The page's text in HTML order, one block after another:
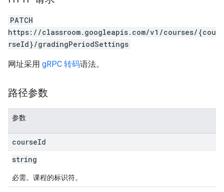
PATCH
https://classroom.googleapis.com/v1/courses/{cou
rseId}/gradingPeriodSettings
网址采用 gRPC 转码语法。
路径参数
参数
courseId
string
必需。课程的标识符。